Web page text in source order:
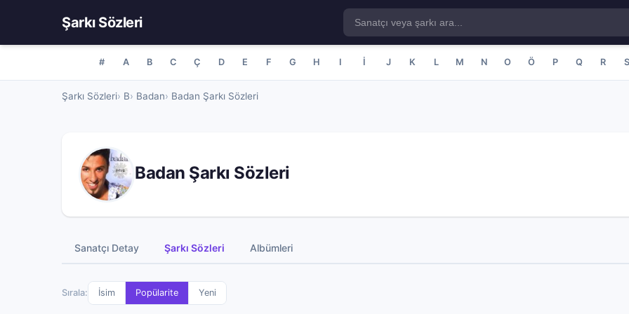
Şarkı Sözleri
# A B C Ç D E F G H I İ J K L M N O Ö P Q R S
Şarkı Sözleri B Badan Badan Şarkı Sözleri
Badan Şarkı Sözleri
Sanatçı Detay Şarkı Sözleri Albümleri
Sırala: İsim Popülarite Yeni